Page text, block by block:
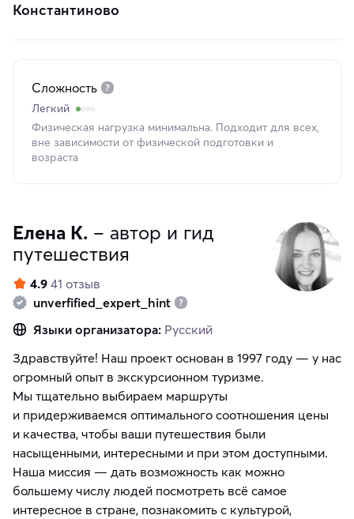
Константиново
Сложность
Легкий
Физическая нагрузка минимальна. Подходит для всех,
вне зависимости от физической подготовки и
возраста
Елена К. – автор и гид
путешествия
4.9 41 отзыв
unverfified_expert_hint
Языки организатора: Русский
Здравствуйте! Наш проект основан в 1997 году — у нас
огромный опыт в экскурсионном туризме.
Мы тщательно выбираем маршруты
и придерживаемся оптимального соотношения цены
и качества, чтобы ваши путешествия были
насыщенными, интересными и при этом доступными.
Наша миссия — дать возможность как можно
большему числу людей посмотреть всё самое
интересное в стране, познакомить с культурой,